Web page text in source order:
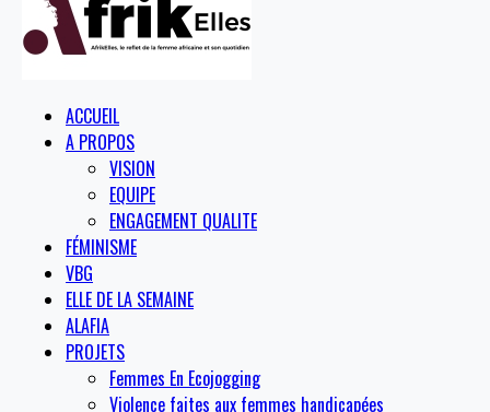
ACCUEIL
A PROPOS
VISION
EQUIPE
ENGAGEMENT QUALITE
FÉMINISME
VBG
ELLE DE LA SEMAINE
ALAFIA
PROJETS
Femmes En Ecojogging
Violence faites aux femmes handicapées